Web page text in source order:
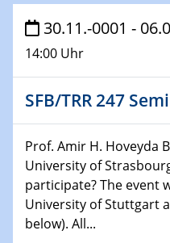
22.01.2025
HyMission Short
Physikalisches
Decoding mRNA
29.01.2025
GDCh Kolloquium
The Cation Shuffle
30.11.-
14:00 Uhr
SFB/TRR 247
Prof. Amir H. Hoveyda
University of Strasbourg,
participate? The event
University of Stuttgart
below). All...